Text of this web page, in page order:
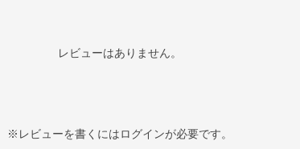
レビューはありません。
※レビューを書くにはログインが必要です。